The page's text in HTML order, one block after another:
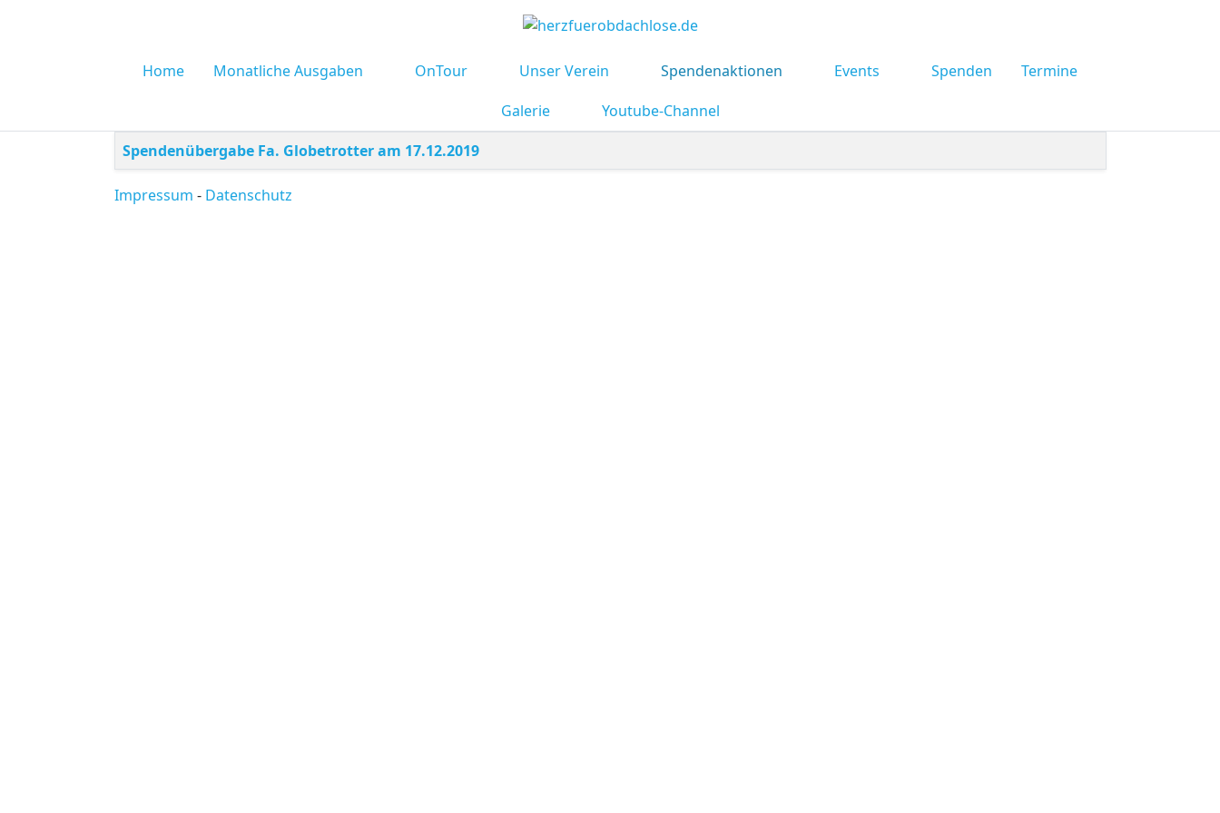
Home Monatliche Ausgaben OnTour Unser Verein Spendenaktionen Events Spenden
Termine
Galerie
Youtube-Channel
Beiträge
Title
Spendenübergabe Fa. Globetrotter am 17.12.2019
Impressum - Datenschutz